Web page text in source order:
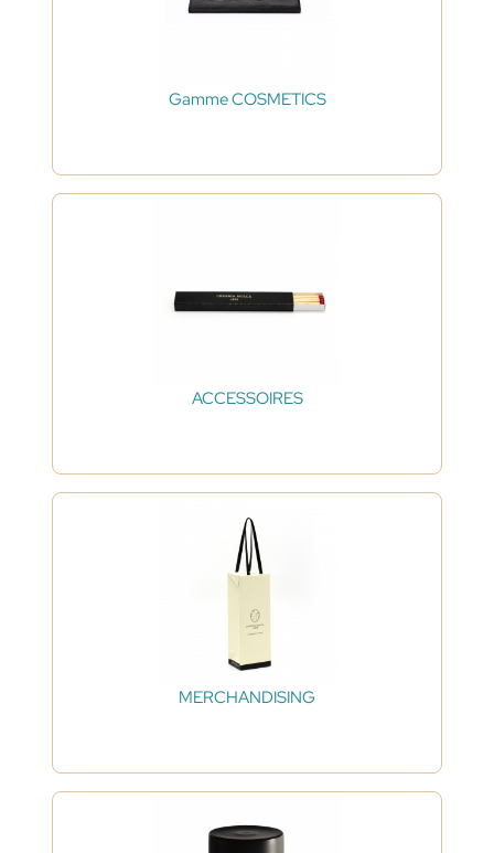
Gamme COSMETICS
ACCESSOIRES
MERCHANDISING